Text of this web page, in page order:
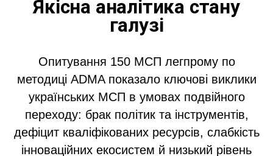
Якісна аналітика стану
галузі
Опитування 150 МСП легпрому по
методиці ADMA показало ключові виклики
українських МСП в умовах подвійного
переходу: брак політик та інструментів,
дефіцит кваліфікованих ресурсів, слабкість
інноваційних екосистем й низький рівень